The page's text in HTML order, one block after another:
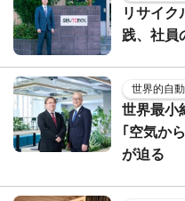
リサイク
践、社員
世界的自
世界最小
｢空気か
が迫る